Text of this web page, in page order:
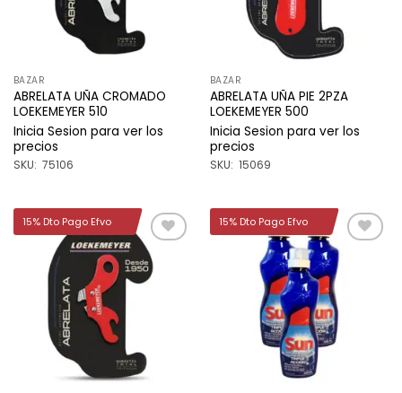
BAZAR
ABRELATA UÑA CROMADO
LOEKEMEYER 510
Inicia Sesion para ver los
precios
SKU: 75106
BAZAR
ABRELATA UÑA PIE 2PZA
LOEKEMEYER 500
Inicia Sesion para ver los
precios
SKU: 15069
Añadir
lista de
15% Dto Pago Efvo 15% Dto Pago Efvo